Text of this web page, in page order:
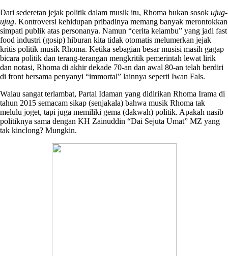
Dari sederetan jejak politik dalam musik itu, Rhoma bukan sosok ujug-
ujug. Kontroversi kehidupan pribadinya memang banyak merontokkan
simpati publik atas personanya. Namun “cerita kelambu” yang jadi fast
food industri (gosip) hiburan kita tidak otomatis melumerkan jejak
kritis politik musik Rhoma. Ketika sebagian besar musisi masih gagap
bicara politik dan terang-terangan mengkritik pemerintah lewat lirik
dan notasi, Rhoma di akhir dekade 70-an dan awal 80-an telah berdiri
di front bersama penyanyi “immortal” lainnya seperti Iwan Fals.
Walau sangat terlambat, Partai Idaman yang didirikan Rhoma Irama di
tahun 2015 semacam sikap (senjakala) bahwa musik Rhoma tak
melulu joget, tapi juga memiliki gema (dakwah) politik. Apakah nasib
politiknya sama dengan KH Zainuddin “Dai Sejuta Umat” MZ yang
tak kinclong? Mungkin.